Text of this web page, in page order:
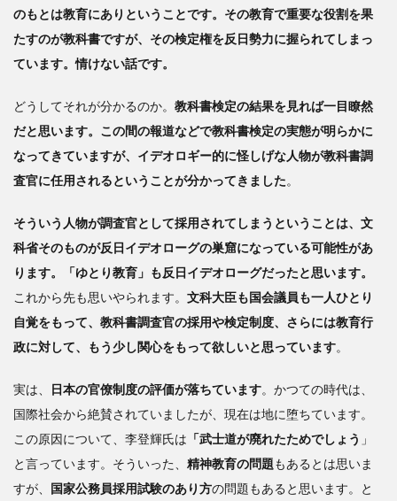
懸命
取り
組む
精
神教
大切
さを
のもとは教育にありということです。その教育で重要な役割を果
たすのが教科書ですが、その検定権を反日勢力に握られてしまっ
ています。情けない話です。
どうしてそれが分かるのか。 教科書検定の結果を見れば一目瞭然
だと思います。この間の報道などで教科書検定の実態が明らかに
なってきていますが、イデオロギー的に怪しげな人物が教科書調
査官に任用されるということが分かってきました。
そういう人物が調査官として採用されてしまうということは、文
科省そのものが反日イデオローグの巣窟になっている可能性があ
ります。「ゆとり教育」も反日イデオローグだったと思います。
これから先も思いやられます。 文科大臣も国会議員も一人ひとり
自覚をもって、教科書調査官の採用や検定制度、さらには教育行
政に対して、もう少し関心をもって欲しいと思っています。
実は、 日本の官僚制度の評価が落ちています。かつての時代は、
国際社会から絶賛されていましたが、現在は地に堕ちています。
この原因について、李登輝氏は 「武士道が廃れたためでしょう 」
と言っています。そういった、 精神教育の問題もあるとは思いま
すが、 国家公務員採用試験のあり方の問題もあると思います。と